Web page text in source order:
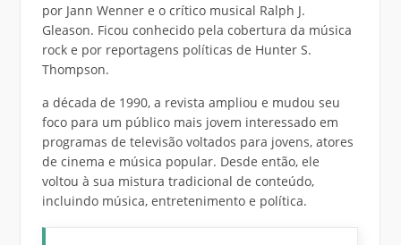
por Jann Wenner e o crítico musical Ralph J.
Gleason. Ficou conhecido pela cobertura da música
rock e por reportagens políticas de Hunter S.
Thompson.
a década de 1990, a revista ampliou e mudou seu
foco para um público mais jovem interessado em
programas de televisão voltados para jovens, atores
de cinema e música popular. Desde então, ele
voltou à sua mistura tradicional de conteúdo,
incluindo música, entretenimento e política.